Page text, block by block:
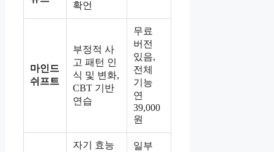
확언
마인드
쉬프트
부정적 사
고 패턴 인
식 및 변화,
CBT 기반
연습
무료
버전
있음,
전체
기능
연
39,000
원
자기 효능
일부